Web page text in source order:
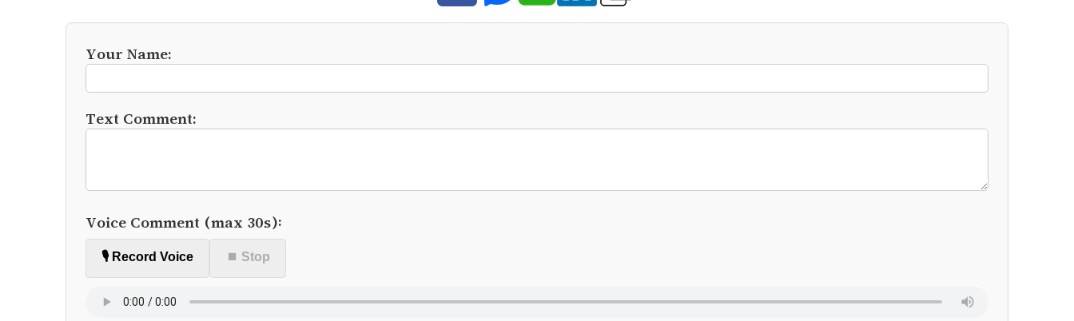
Your Name:
Text Comment:
Voice Comment (max 30s):
🎙️ Record Voice ⏹ Stop